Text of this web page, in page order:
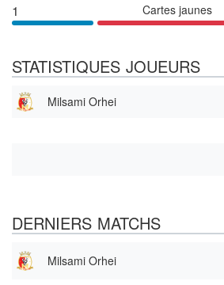
1 Cartes jaunes
STATISTIQUES JOUEURS
Milsami Orhei
DERNIERS MATCHS
Milsami Orhei